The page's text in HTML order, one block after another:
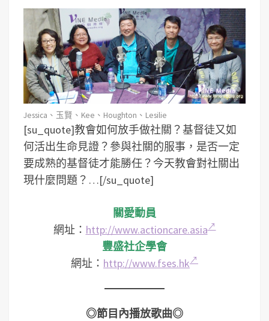
Jessica、玉賢、Kee、Houghton、Lesilie
[su_quote]教會如何放手做社關？基督徒又如
何活出生命見證？參與社關的服事，是否一定
要成熟的基督徒才能勝任？今天教會對社關出
現什麼問題？…[/su_quote]
關愛動員
網址： http://www.actioncare.asia
豐盛社企學會
網址： http://www.fses.hk
◎節目內播放歌曲◎